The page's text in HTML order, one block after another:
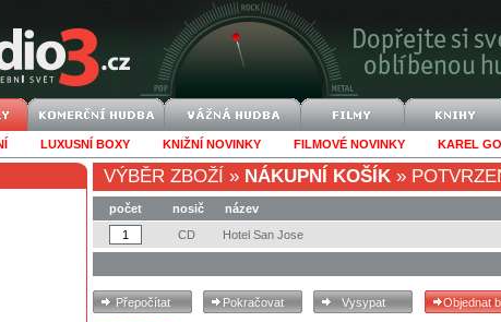
LUXUSNÍ BOXY KNIŽNÍ NOVINKY FILMOVÉ NOVINKY KAREL
VÝBĚR ZBOŽÍ » NÁKUPNÍ KOŠÍK »
počet nosič název
CD
Hotel San Jose